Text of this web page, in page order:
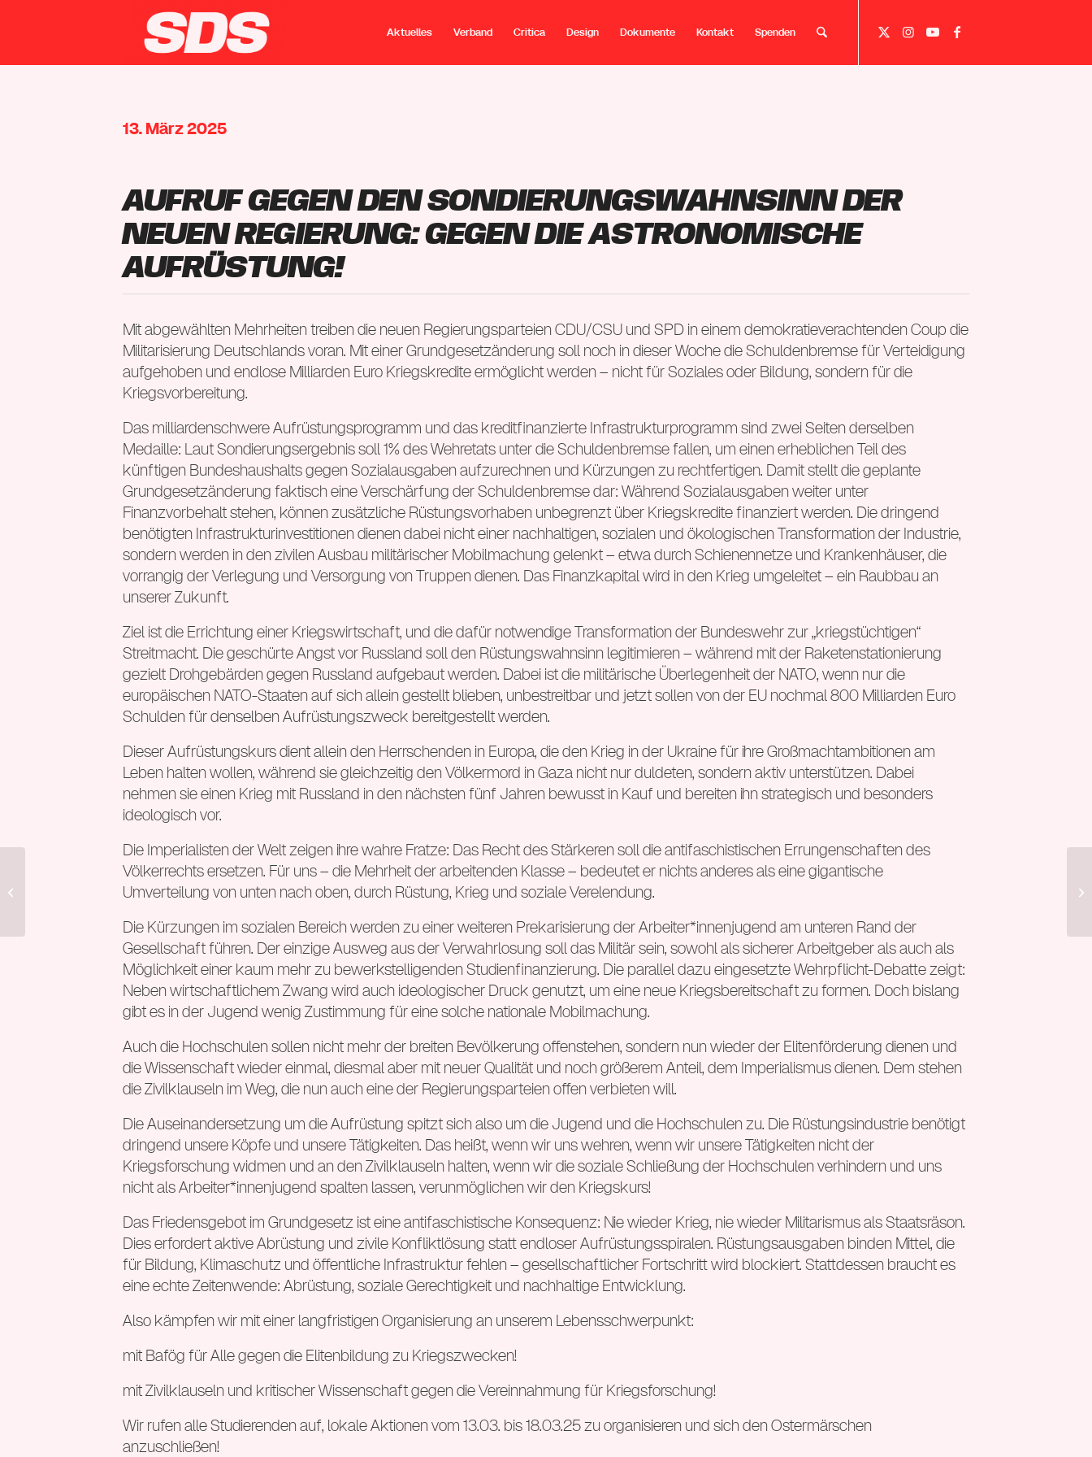
Aktuelles Verband Critica Design Dokumente Kontakt Spenden
13. März 2025
Aufruf gegen den Sondierungswahnsinn der
neuen Regierung: Gegen die astronomische
Aufrüstung!
Mit abgewählten Mehrheiten treiben die neuen Regierungsparteien CDU/CSU und SPD in einem demokratieverachtenden Coup die
Militarisierung Deutschlands voran. Mit einer Grundgesetzänderung soll noch in dieser Woche die Schuldenbremse für Verteidigung
aufgehoben und endlose Milliarden Euro Kriegskredite ermöglicht werden – nicht für Soziales oder Bildung, sondern für die
Kriegsvorbereitung.
Das milliardenschwere Aufrüstungsprogramm und das kreditfinanzierte Infrastrukturprogramm sind zwei Seiten derselben
Medaille: Laut Sondierungsergebnis soll 1% des Wehretats unter die Schuldenbremse fallen, um einen erheblichen Teil des
künftigen Bundeshaushalts gegen Sozialausgaben aufzurechnen und Kürzungen zu rechtfertigen. Damit stellt die geplante
Grundgesetzänderung faktisch eine Verschärfung der Schuldenbremse dar: Während Sozialausgaben weiter unter
Finanzvorbehalt stehen, können zusätzliche Rüstungsvorhaben unbegrenzt über Kriegskredite finanziert werden. Die dringend
benötigten Infrastrukturinvestitionen dienen dabei nicht einer nachhaltigen, sozialen und ökologischen Transformation der Industrie,
sondern werden in den zivilen Ausbau militärischer Mobilmachung gelenkt – etwa durch Schienennetze und Krankenhäuser, die
vorrangig der Verlegung und Versorgung von Truppen dienen. Das Finanzkapital wird in den Krieg umgeleitet – ein Raubbau an
unserer Zukunft.
Ziel ist die Errichtung einer Kriegswirtschaft, und die dafür notwendige Transformation der Bundeswehr zur „kriegstüchtigen“
Streitmacht. Die geschürte Angst vor Russland soll den Rüstungswahnsinn legitimieren – während mit der Raketenstationierung
gezielt Drohgebärden gegen Russland aufgebaut werden. Dabei ist die militärische Überlegenheit der NATO, wenn nur die
europäischen NATO-Staaten auf sich allein gestellt blieben, unbestreitbar und jetzt sollen von der EU nochmal 800 Milliarden Euro
Schulden für denselben Aufrüstungszweck bereitgestellt werden.
Dieser Aufrüstungskurs dient allein den Herrschenden in Europa, die den Krieg in der Ukraine für ihre Großmachtambitionen am
Leben halten wollen, während sie gleichzeitig den Völkermord in Gaza nicht nur duldeten, sondern aktiv unterstützen. Dabei
nehmen sie einen Krieg mit Russland in den nächsten fünf Jahren bewusst in Kauf und bereiten ihn strategisch und besonders
ideologisch vor.
Die Imperialisten der Welt zeigen ihre wahre Fratze: Das Recht des Stärkeren soll die antifaschistischen Errungenschaften des
Völkerrechts ersetzen. Für uns – die Mehrheit der arbeitenden Klasse – bedeutet er nichts anderes als eine gigantische
Umverteilung von unten nach oben, durch Rüstung, Krieg und soziale Verelendung.
Die Kürzungen im sozialen Bereich werden zu einer weiteren Prekarisierung der Arbeiter*innenjugend am unteren Rand der
Gesellschaft führen. Der einzige Ausweg aus der Verwahrlosung soll das Militär sein, sowohl als sicherer Arbeitgeber als auch als
Möglichkeit einer kaum mehr zu bewerkstelligenden Studienfinanzierung. Die parallel dazu eingesetzte Wehrpflicht-Debatte zeigt:
Neben wirtschaftlichem Zwang wird auch ideologischer Druck genutzt, um eine neue Kriegsbereitschaft zu formen. Doch bislang
gibt es in der Jugend wenig Zustimmung für eine solche nationale Mobilmachung.
Auch die Hochschulen sollen nicht mehr der breiten Bevölkerung offenstehen, sondern nun wieder der Elitenförderung dienen und
die Wissenschaft wieder einmal, diesmal aber mit neuer Qualität und noch größerem Anteil, dem Imperialismus dienen. Dem stehen
die Zivilklauseln im Weg, die nun auch eine der Regierungsparteien offen verbieten will.
Die Auseinandersetzung um die Aufrüstung spitzt sich also um die Jugend und die Hochschulen zu. Die Rüstungsindustrie benötigt
dringend unsere Köpfe und unsere Tätigkeiten. Das heißt, wenn wir uns wehren, wenn wir unsere Tätigkeiten nicht der
Kriegsforschung widmen und an den Zivilklauseln halten, wenn wir die soziale Schließung der Hochschulen verhindern und uns
nicht als Arbeiter*innenjugend spalten lassen, verunmöglichen wir den Kriegskurs!
Das Friedensgebot im Grundgesetz ist eine antifaschistische Konsequenz: Nie wieder Krieg, nie wieder Militarismus als Staatsräson.
Dies erfordert aktive Abrüstung und zivile Konfliktlösung statt endloser Aufrüstungsspiralen. Rüstungsausgaben binden Mittel, die
für Bildung, Klimaschutz und öffentliche Infrastruktur fehlen – gesellschaftlicher Fortschritt wird blockiert. Stattdessen braucht es
eine echte Zeitenwende: Abrüstung, soziale Gerechtigkeit und nachhaltige Entwicklung.
Also kämpfen wir mit einer langfristigen Organisierung an unserem Lebensschwerpunkt:
mit Bafög für Alle gegen die Elitenbildung zu Kriegszwecken!
mit Zivilklauseln und kritischer Wissenschaft gegen die Vereinnahmung für Kriegsforschung!
Wir rufen alle Studierenden auf, lokale Aktionen vom 13.03. bis 18.03.25 zu organisieren und sich den Ostermärschen
anzuschließen!
Pressemitteilung zur beschlossenen
Antisemitismusresolution im Bundestag